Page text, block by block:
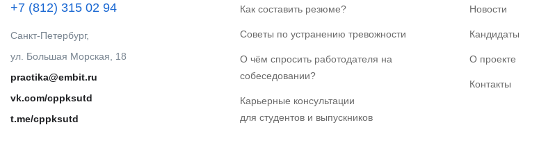
+7 (812) 315 02 94
Санкт-Петербург,
ул. Большая Морская, 18
practika@embit.ru
vk.com/cppksutd
t.me/cppksutd
Как составить резюме?
Советы по устранению тревожности
О чём спросить работодателя на
собеседовании?
Карьерные консультации
для студентов и выпускников
Новости
Кандидаты
О проекте
Контакты